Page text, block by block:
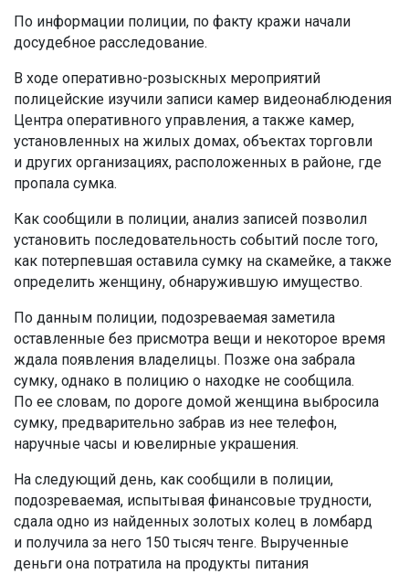
По информации полиции, по факту кражи начали
досудебное расследование.
В ходе оперативно-розыскных мероприятий
полицейские изучили записи камер видеонаблюдения
Центра оперативного управления, а также камер,
установленных на жилых домах, объектах торговли
и других организациях, расположенных в районе, где
пропала сумка.
Как сообщили в полиции, анализ записей позволил
установить последовательность событий после того,
как потерпевшая оставила сумку на скамейке, а также
определить женщину, обнаружившую имущество.
По данным полиции, подозреваемая заметила
оставленные без присмотра вещи и некоторое время
ждала появления владелицы. Позже она забрала
сумку, однако в полицию о находке не сообщила.
По ее словам, по дороге домой женщина выбросила
сумку, предварительно забрав из нее телефон,
наручные часы и ювелирные украшения.
На следующий день, как сообщили в полиции,
подозреваемая, испытывая финансовые трудности,
сдала одно из найденных золотых колец в ломбард
и получила за него 150 тысяч тенге. Вырученные
деньги она потратила на продукты питания